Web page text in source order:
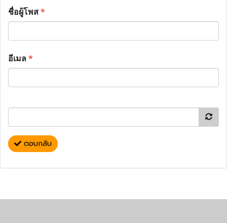
ชื่อผู้โพส*
อีเมล*
ตอบกลับ